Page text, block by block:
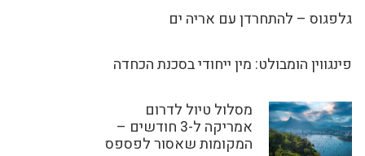
גלפגוס – להתחרדן עם אריה ים
פינגווין הומבולט: מין ייחודי בסכנת הכחדה
מסלול טיול לדרום
אמריקה ל-3 חודשים –
המקומות שאסור לפספס